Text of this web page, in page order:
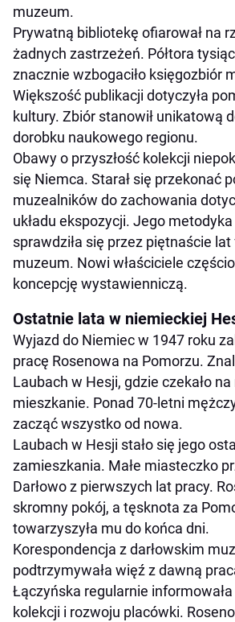
muzeum.
Prywatną bibliotekę ofiarował na
żadnych zastrzeżeń. Półtora
znacznie wzbogaciło księgozbiór
Większość publikacji dotyczyła
kultury. Zbiór stanowił unikatową
dorobku naukowego regionu.
Obawy o przyszłość kolekcji
się Niemca. Starał się przekonać
muzealników do zachowania
układu ekspozycji. Jego
sprawdziła się przez piętnaście
muzeum. Nowi właściciele
koncepcję wystawienniczą.
Ostatnie lata w niemieckiej
Wyjazd do Niemiec w 1947 roku
pracę Rosenowa na Pomorzu.
Laubach w Hesji, gdzie czekało
mieszkanie. Ponad 70-letni
zacząć wszystko od nowa.
Laubach w Hesji stało się jego
zamieszkania. Małe miasteczko
Darłowo z pierwszych lat pracy.
skromny pokój, a tęsknota za
towarzyszyła mu do końca dni.
Korespondencja z darłowskim
podtrzymywała więź z dawną
Łączyńska regularnie
kolekcji i rozwoju placówki.